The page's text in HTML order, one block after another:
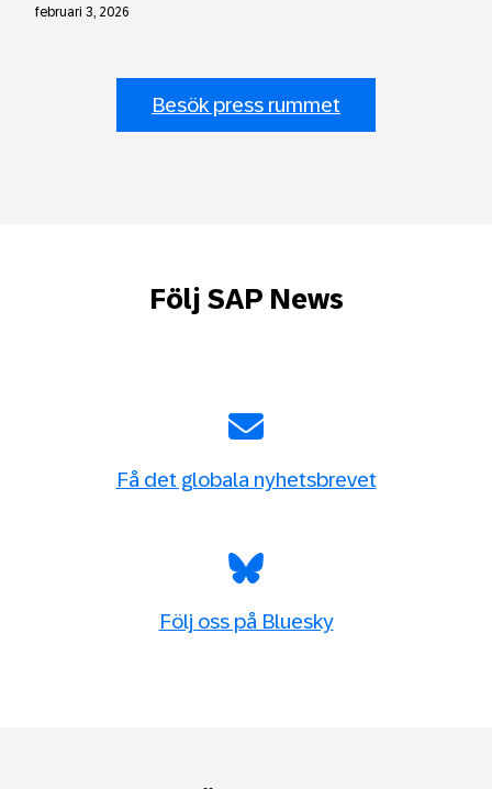
februari 3, 2026
Besök press rummet
Följ SAP News
Få det globala nyhetsbrevet
Följ oss på Bluesky